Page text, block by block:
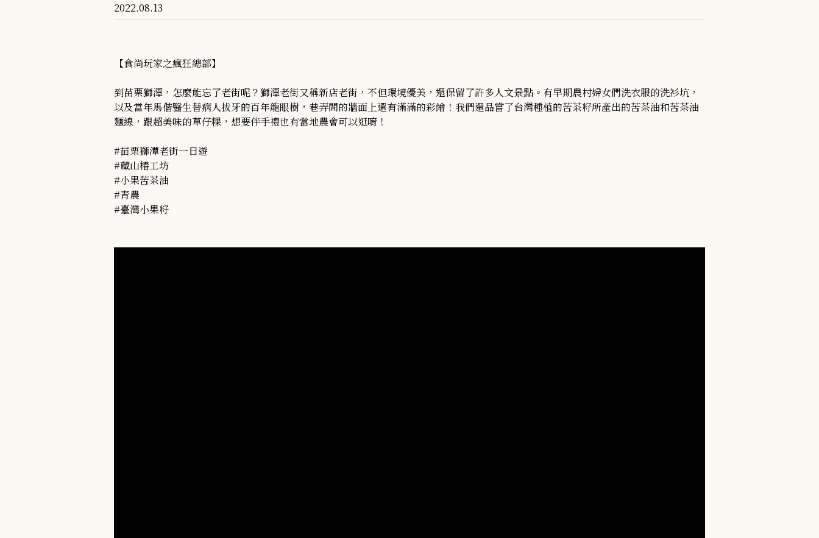
2022.08.13
【食尚玩家之瘋狂總部】
到苗栗獅潭，怎麼能忘了老街呢？獅潭老街又稱新店老街，不但環境優美，還保留了許多人文景點。有早期農村婦女們洗衣服的洗衫坑，
以及當年馬偕醫生替病人拔牙的百年龍眼樹，巷弄間的牆面上還有滿滿的彩繪！我們還品嘗了台灣種植的苦茶籽所產出的苦茶油和苦茶油
麵線，跟超美味的草仔粿，想要伴手禮也有當地農會可以逛唷！
#苗栗獅潭老街一日遊
#藏山椿工坊
#小果苦茶油
#青農
#臺灣小果籽